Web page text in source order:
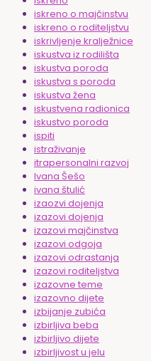
iskreno o majčinstvu
iskreno o roditeljstvu
iskrivljenje kralježnice
iskustva iz rodilišta
iskustva poroda
iskustva s poroda
iskustva žena
iskustvena radionica
iskustvo poroda
ispiti
istraživanje
itrapersonalni razvoj
Ivana Šešo
ivana štulić
izaozvi dojenja
izazovi dojenja
izazovi majčinstva
izazovi odgoja
izazovi odrastanja
izazovi roditeljstva
izazovne teme
izazovno dijete
izbijanje zubića
izbirljiva beba
izbirljivo dijete
izbirljivost u jelu